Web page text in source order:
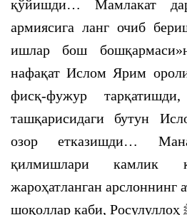
қўйишди… Мамлакат
армиясига ланг очиб
ишлар бош
нафақат Ислом Ярим
фисқ-фужур
ташқарисидаги бутун
озор етказишди…
қилмишлари камлик
жароҳатланган арслоннинг
шоқоллар каби, Росулуллоҳ ﷺнинг Мадиналари